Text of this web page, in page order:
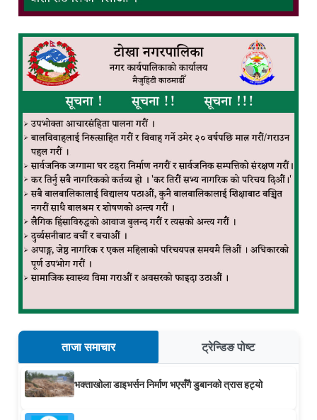
ताजा समाचार ट्रेन्डिङ पोष्ट
भक्ताखोला डाइभर्सन निर्माण भएसँगै डुबानको त्रास हट्यो